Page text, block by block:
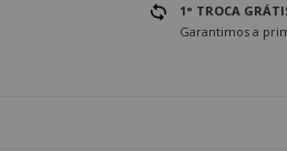
1° TROCA
Garantimos a